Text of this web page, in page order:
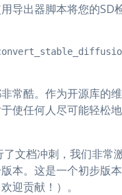
导出器脚本将您的SD
常酷。作为开源库的
使任何人尽可能轻松
了文档冲刺，我们非常
本。这是一个初步版
迎贡献！）。